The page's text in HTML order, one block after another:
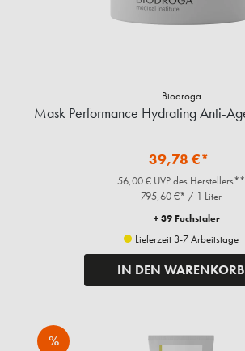
Biodroga
Mask Performance Hydrating Anti-
39,78 €*
56,00 € UVP des Herstellers**
795,60 €* / 1 Liter
+ 39 Fuchstaler
Lieferzeit 3-7 Arbeitstage
IN DEN WARENKORB
%